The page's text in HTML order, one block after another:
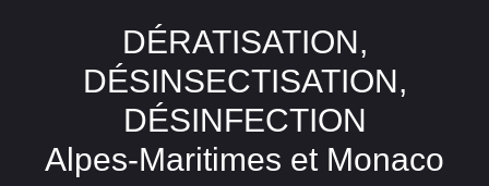
DÉRATISATION,
DÉSINSECTISATION,
DÉSINFECTION
Alpes-Maritimes et Monaco